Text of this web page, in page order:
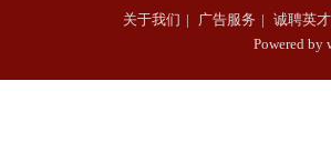
关于我们 | 广告服务 | 诚聘英才
Powered by